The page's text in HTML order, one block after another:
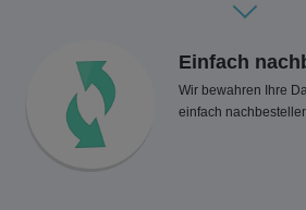
Einfach
Wir bewahren Ihre
einfach